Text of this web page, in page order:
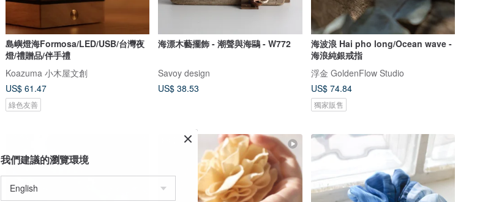
島嶼燈海Formosa/LED/USB/台灣夜
燈/禮贈品/伴手禮
Koazuma 小木屋文創
US$ 61.47
綠色友善
海漂木藝擺飾 - 潮聲與海鷗 - W772
Savoy design
US$ 38.53
海波浪 Hai pho long/Ocean wave -
海浪純銀戒指
浮金 GoldenFlow Studio
US$ 74.84
獨家販售
我們建議的瀏覽環境